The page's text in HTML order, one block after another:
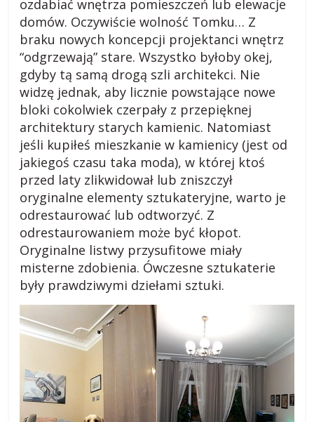
b
o
g
m
e
k
ozdabiać wnętrza pomieszczeń lub elewacje
domów. Oczywiście wolność Tomku… Z
braku nowych koncepcji projektanci wnętrz
“odgrzewają” stare. Wszystko byłoby okej,
gdyby tą samą drogą szli architekci. Nie
widzę jednak, aby licznie powstające nowe
bloki cokolwiek czerpały z przepięknej
architektury starych kamienic. Natomiast
jeśli kupiłeś mieszkanie w kamienicy (jest od
jakiegoś czasu taka moda), w której ktoś
przed laty zlikwidował lub zniszczył
oryginalne elementy sztukateryjne, warto je
odrestaurować lub odtworzyć. Z
odrestaurowaniem może być kłopot.
Oryginalne listwy przysufitowe miały
misterne zdobienia. Ówczesne sztukaterie
były prawdziwymi dziełami sztuki.